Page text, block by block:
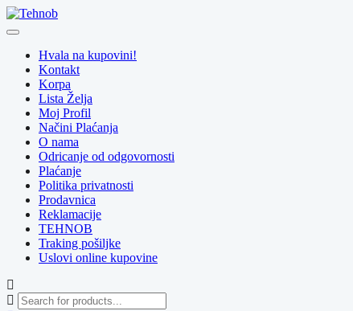
Skip
to
Hvala na kupovini!
Kontakt
Korpa
Lista Želja
Moj Profil
Načini Plaćanja
O nama
Odricanje od odgovornosti
Plaćanje
Politika privatnosti
Prodavnica
Reklamacije
TEHNOB
Traking pošiljke
Uslovi online kupovine